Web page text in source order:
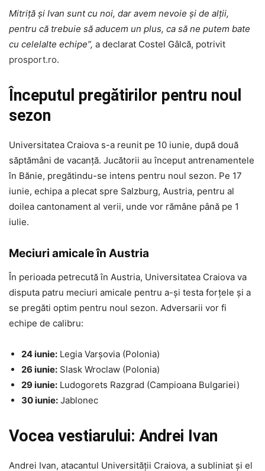
Mitriţă şi Ivan sunt cu noi, dar avem nevoie şi de alţii,
pentru că trebuie să aducem un plus, ca să ne putem bate
cu celelalte echipe”, a declarat Costel Gâlcă, potrivit
prosport.ro.
Începutul pregătirilor pentru noul
sezon
Universitatea Craiova s-a reunit pe 10 iunie, după două
săptămâni de vacanță. Jucătorii au început antrenamentele
în Bănie, pregătindu-se intens pentru noul sezon. Pe 17
iunie, echipa a plecat spre Salzburg, Austria, pentru al
doilea cantonament al verii, unde vor rămâne până pe 1
iulie.
Meciuri amicale în Austria
În perioada petrecută în Austria, Universitatea Craiova va
disputa patru meciuri amicale pentru a-și testa forțele și a
se pregăti optim pentru noul sezon. Adversarii vor fi
echipe de calibru:
24 iunie: Legia Varșovia (Polonia)
26 iunie: Slask Wroclaw (Polonia)
29 iunie: Ludogorets Razgrad (Campioana Bulgariei)
30 iunie: Jablonec
Vocea vestiarului: Andrei Ivan
Andrei Ivan, atacantul Universității Craiova, a subliniat și el